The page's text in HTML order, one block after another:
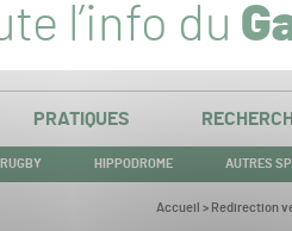
l’info du
PRATIQUES
RUGBY HIPPODROME AUTRES
Vous
Accueil > Redirection